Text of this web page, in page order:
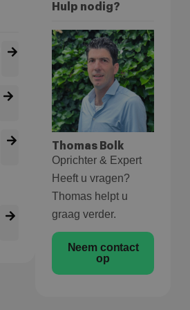
Hulp nodig?
Thomas Bolk
Oprichter & Expert
Heeft u vragen?
Thomas helpt u
graag verder.
Neem contact
op